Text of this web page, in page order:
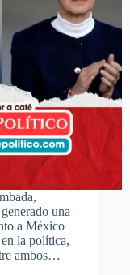
una
a México
la política,
ambos…